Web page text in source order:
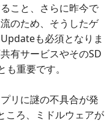
こと、さらに昨今で
のため、そうしたゲ
も必須となりま
有サービスやそのSD
重要です。
リに謎の不具合が発
ころ、ミドルウェアが